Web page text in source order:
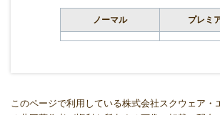
ノーマル プレミ
このページで利用している株式会社スクウェア・